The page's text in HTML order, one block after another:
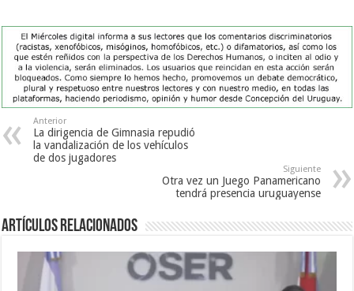
Anterior
La dirigencia de Gimnasia repudió
la vandalización de los vehículos
de dos jugadores
Siguiente
Otra vez un Juego Panamericano
tendrá presencia uruguayense
Artículos Relacionados